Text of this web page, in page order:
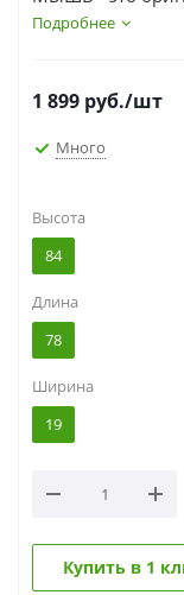
интерьера.
равнодушными.
Подробнее
1 899 руб./шт
Много
Высота
84
Длина
78
Ширина
19
Купить в 1